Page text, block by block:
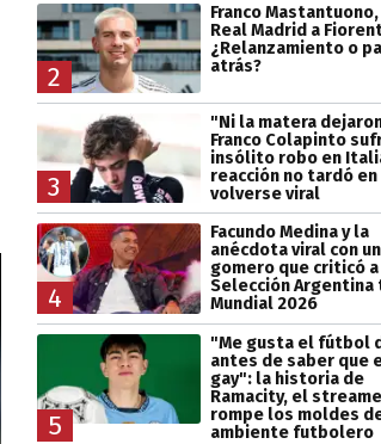
2
Franco
Real Madrid a
¿Relanzamiento o
atrás?
3
"Ni la matera
Franco Colapinto
insólito robo en
reacción no tardó en
volverse viral
4
Facundo Medina y la
anécdota viral con un
gomero que criticó
Selección Argentina
Mundial 2026
5
"Me gusta el fútbol
antes de saber que
gay": la historia de
Ramacity, el
rompe los moldes
ambiente futbolero